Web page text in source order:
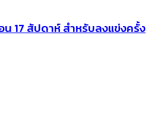
น 17 สัปดาห์ สำหรับลงแข่งครั้ง